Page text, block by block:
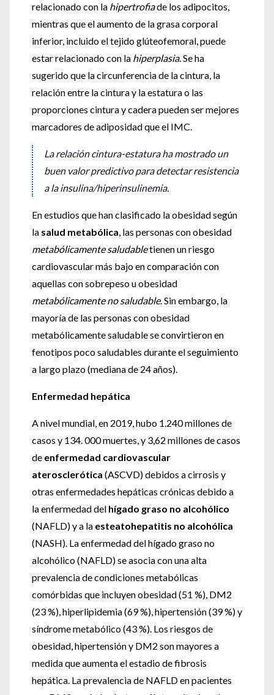
relacionado con la hipertrofiade los adipocitos,
mientras que el aumento de la grasa corporal
inferior, incluido el tejido glúteofemoral, puede
estar relacionado con la hiperplasia. Se ha
sugerido que la circunferencia de la cintura, la
relación entre la cintura y la estatura o las
proporciones cintura y cadera pueden ser mejores
marcadores de adiposidad que el IMC.
La relacióncintura-estaturaha mostrado un
buen valor predictivo para detectarresistencia
a la insulina/hiperinsulinemia.
En estudios que han clasificado la obesidad según
la salud metabólica, las personas con obesidad
metabólicamente saludabletienen un riesgo
cardiovascular más bajo en comparación con
aquellas con sobrepeso u obesidad
metabólicamente no saludable. Sin embargo, la
mayoría de las personas con obesidad
metabólicamente saludable se convirtieron en
fenotipos poco saludables durante el seguimiento
a largo plazo (mediana de 24 años).
Enfermedad hepática
A nivel mundial, en 2019, hubo 1.240 millones de
casos y 134. 000 muertes, y 3,62 millones de casos
de enfermedad cardiovascular
aterosclerótica (ASCVD) debidos a cirrosis y
otras enfermedades hepáticas crónicas debido a
la enfermedad del hígado graso no alcohólico
(NAFLD) y a la esteatohepatitis no alcohólica
(NASH). La enfermedad del hígado graso no
alcohólico (NAFLD) se asocia con una alta
prevalencia de condiciones metabólicas
comórbidas que incluyen obesidad (51 %), DM2
(23 %), hiperlipidemia (69 %), hipertensión (39 %) y
síndrome metabólico (43 %). Los riesgos de
obesidad, hipertensión y DM2 son mayores a
medida que aumenta el estadio de fibrosis
hepática. La prevalencia de NAFLD en pacientes